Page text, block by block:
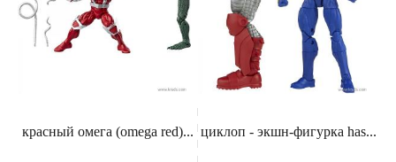
красный омега (omega red)... циклоп - экшн-фигурка has...